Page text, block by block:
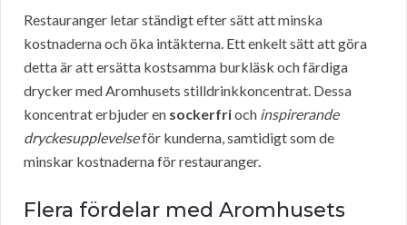
Restauranger letar ständigt efter sätt att minska
kostnaderna och öka intäkterna. Ett enkelt sätt att göra
detta är att ersätta kostsamma burkläsk och färdiga
drycker med Aromhusets stilldrinkkoncentrat. Dessa
koncentrat erbjuder en sockerfrioch inspirerande
dryckesupplevelseför kunderna, samtidigt som de
minskar kostnaderna för restauranger.
Flera fördelar med Aromhusets